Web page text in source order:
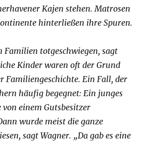
Kajen stehen. Matrosen
hinterließen ihre Spuren.
Familien totgeschwiegen, sagt
Kinder waren oft der Grund
Familiengeschichte. Ein Fall, der
häufig begegnet: Ein junges
einem Gutsbesitzer
wurde meist die ganze
sagt Wagner. „Da gab es eine